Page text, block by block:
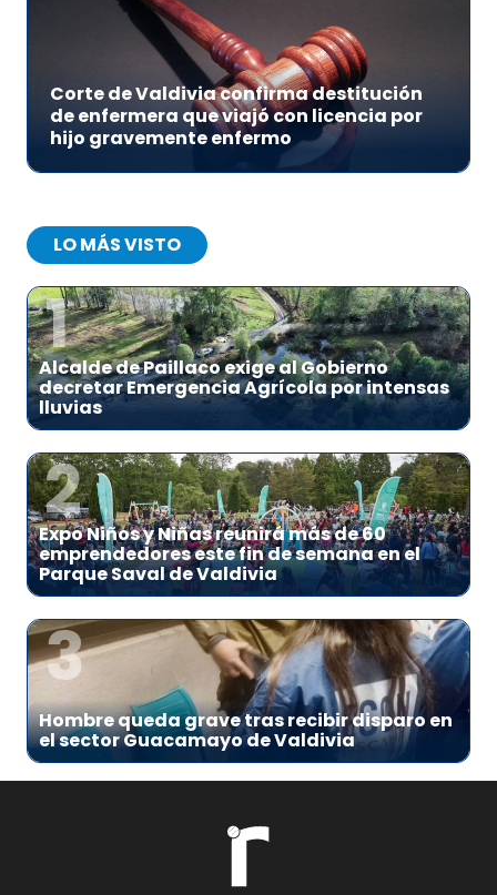
Corte de Valdivia confirma destitución
de enfermera que viajó con licencia por
hijo gravemente enfermo
LO MÁS VISTO
1
Alcalde de Paillaco exige al Gobierno
decretar Emergencia Agrícola por intensas
lluvias
2
Expo Niños y Niñas reunirá más de 60
emprendedores este fin de semana en el
Parque Saval de Valdivia
3
Hombre queda grave tras recibir disparo en
el sector Guacamayo de Valdivia